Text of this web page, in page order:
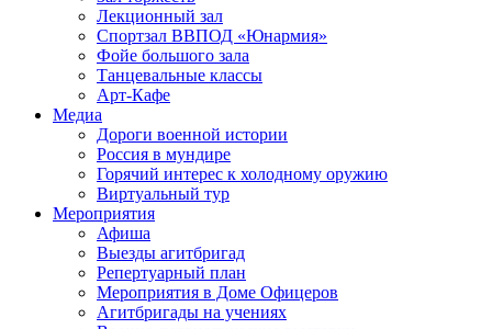
Лекционный зал
Cпортзал ВВПОД «Юнармия»
Фойе большого зала
Танцевальные классы
Арт-Кафе
Медиа
Дороги военной истории
Россия в мундире
Горячий интерес к холодному оружию
Виртуальный тур
Мероприятия
Афиша
Выезды агитбригад
Репертуарный план
Мероприятия в Доме Офицеров
Агитбригады на учениях